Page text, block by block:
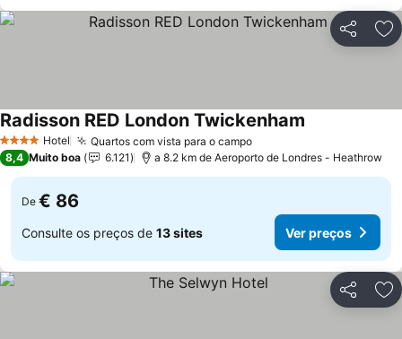
Partilhar
4 EstrelasHotel Quartos com vista para o campoVer preços
Radisson RED London Twickenham
8,4 Muito boa 6.121 a 8.2 km de Aeroporto de Londres - Heathrow
De € 86
Consulte os preços de 13 sites Ver preços
Partilhar